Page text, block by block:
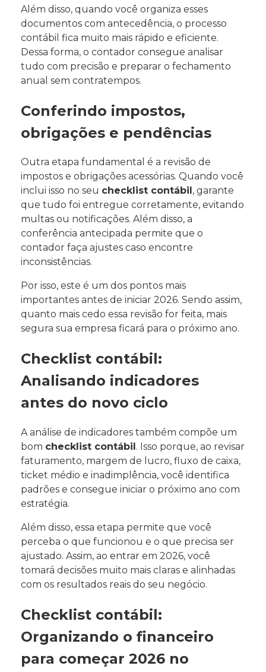
Além disso, quando você organiza esses
documentos com antecedência, o processo
contábil fica muito mais rápido e eficiente.
Dessa forma, o contador consegue analisar
tudo com precisão e preparar o fechamento
anual sem contratempos.
Conferindo impostos,
obrigações e pendências
Outra etapa fundamental é a revisão de
impostos e obrigações acessórias. Quando você
inclui isso no seu checklist contábil , garante
que tudo foi entregue corretamente, evitando
multas ou notificações. Além disso, a
conferência antecipada permite que o
contador faça ajustes caso encontre
inconsistências.
Por isso, este é um dos pontos mais
importantes antes de iniciar 2026. Sendo assim,
quanto mais cedo essa revisão for feita, mais
segura sua empresa ficará para o próximo ano.
Checklist contábil:
Analisando indicadores
antes do novo ciclo
A análise de indicadores também compõe um
bom checklist contábil . Isso porque, ao revisar
faturamento, margem de lucro, fluxo de caixa,
ticket médio e inadimplência, você identifica
padrões e consegue iniciar o próximo ano com
estratégia.
Além disso, essa etapa permite que você
perceba o que funcionou e o que precisa ser
ajustado. Assim, ao entrar em 2026, você
tomará decisões muito mais claras e alinhadas
com os resultados reais do seu negócio.
Checklist contábil:
Organizando o financeiro
para começar 2026 no